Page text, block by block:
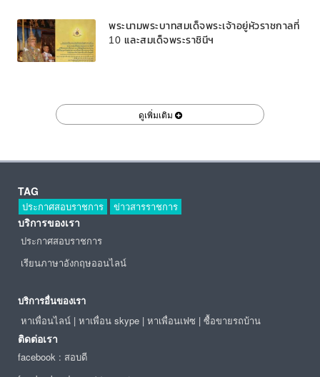
พระนามพระบาทสมเด็จพระเจ้าอยู่หัวราชกาลที่
10 และสมเด็จพระราชินีฯ
ดูเพิ่มเติม
TAG
ประกาศสอบราชการ ข่าวสารราชการ
บริการของเรา
ประกาศสอบราชการ
เรียนภาษาอังกฤษออนไลน์
บริการอื่นของเรา
หาเพื่อนไลน์ | หาเพื่อน skype | หาเพื่อนเฟซ | ซื้อขายรถบ้าน
ติดต่อเรา
facebook : สอบดี